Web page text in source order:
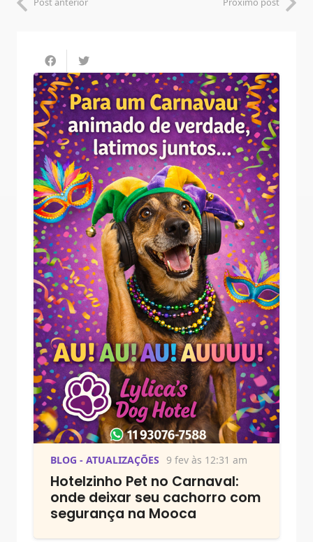
BLOG - ATUALIZAÇÕES 9 fev às 12:31 am
Hotelzinho Pet no Carnaval:
onde deixar seu cachorro com
segurança na Mooca